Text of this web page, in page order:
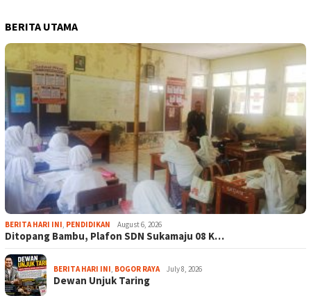
BERITA UTAMA
BERITA HARI INI, PENDIDIKAN August 6, 2026
Ditopang Bambu, Plafon SDN Sukamaju 08 K…
BERITA HARI INI, BOGOR RAYA July 8, 2026
Dewan Unjuk Taring